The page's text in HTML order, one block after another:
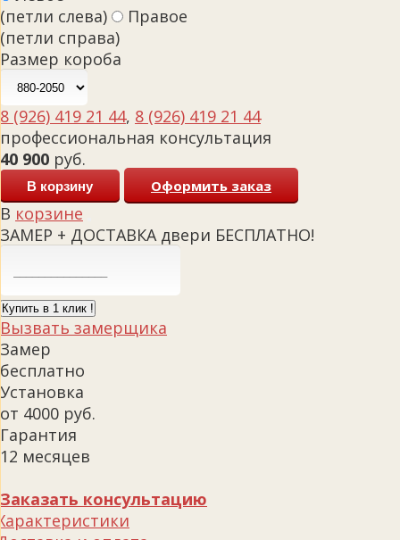
(петли слева)
Правое
(петли справа)
Размер короба
8 (926) 419 21 44, 8 (926) 419 21 44
профессиональная консультация
40 900 руб.
В корзину Оформить заказ
В корзине
ЗАМЕР + ДОСТАВКА двери БЕСПЛАТНО!
Купить в 1 клик !
Вызвать замерщика
Замер
бесплатно
Установка
от 4000 руб.
Гарантия
12 месяцев
Заказать консультацию